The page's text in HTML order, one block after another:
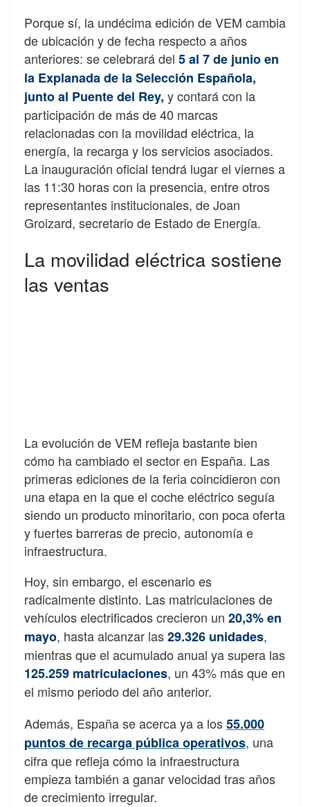
Porque sí, la undécima edición de VEM cambia
de ubicación y de fecha respecto a años
anteriores: se celebrará del 5 al 7 de junio en
la Explanada de la Selección Española,
junto al Puente del Rey, y contará con la
participación de más de 40 marcas
relacionadas con la movilidad eléctrica, la
energía, la recarga y los servicios asociados.
La inauguración oficial tendrá lugar el viernes a
las 11:30 horas con la presencia, entre otros
representantes institucionales, de Joan
Groizard, secretario de Estado de Energía.
La movilidad eléctrica sostiene
las ventas
La evolución de VEM refleja bastante bien
cómo ha cambiado el sector en España. Las
primeras ediciones de la feria coincidieron con
una etapa en la que el coche eléctrico seguía
siendo un producto minoritario, con poca oferta
y fuertes barreras de precio, autonomía e
infraestructura.
Hoy, sin embargo, el escenario es
radicalmente distinto. Las matriculaciones de
vehículos electrificados crecieron un 20,3% en
mayo, hasta alcanzar las29.326 unidades,
mientras que el acumulado anual ya supera las
125.259 matriculaciones, un 43% más que en
el mismo periodo del año anterior.
Además, España se acerca ya a los55.000
puntos de recarga pública operativos, una
cifra que refleja cómo la infraestructura
empieza también a ganar velocidad tras años
de crecimiento irregular.